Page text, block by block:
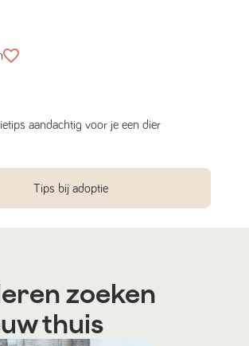
aandachtig voor je een dier
Tips bij adoptie
zoeken
thuis